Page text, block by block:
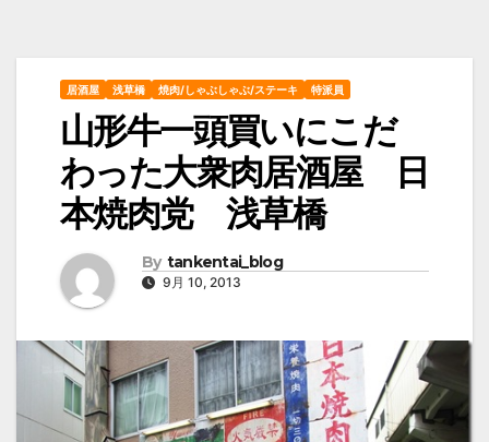
居酒屋 浅草橋 焼肉/しゃぶしゃぶ/ステーキ 特派員
山形牛一頭買いにこだ
わった大衆肉居酒屋 日
本焼肉党 浅草橋
By tankentai_blog
9月 10, 2013